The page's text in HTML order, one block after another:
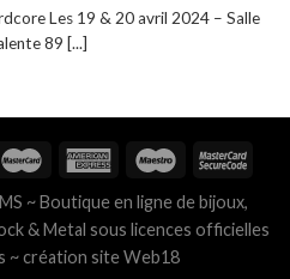
Les 19 & 20 avril 2024 – Salle
89 [...]
~ Boutique en ligne de bijoux,
& Metal sous licences officielles
~ création site Web18